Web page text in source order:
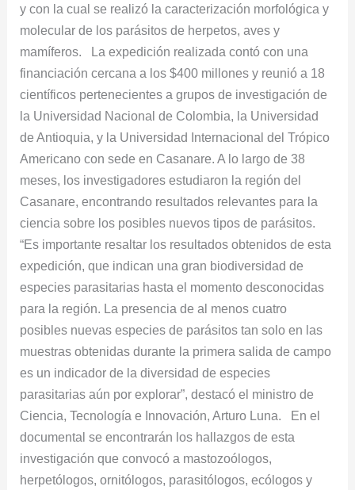
y con la cual se realizó la caracterización morfológica y
molecular de los parásitos de herpetos, aves y
mamíferos. La expedición realizada contó con una
financiación cercana a los $400 millones y reunió a 18
científicos pertenecientes a grupos de investigación de
la Universidad Nacional de Colombia, la Universidad
de Antioquia, y la Universidad Internacional del Trópico
Americano con sede en Casanare. A lo largo de 38
meses, los investigadores estudiaron la región del
Casanare, encontrando resultados relevantes para la
ciencia sobre los posibles nuevos tipos de parásitos.
“Es importante resaltar los resultados obtenidos de esta
expedición, que indican una gran biodiversidad de
especies parasitarias hasta el momento desconocidas
para la región. La presencia de al menos cuatro
posibles nuevas especies de parásitos tan solo en las
muestras obtenidas durante la primera salida de campo
es un indicador de la diversidad de especies
parasitarias aún por explorar”, destacó el ministro de
Ciencia, Tecnología e Innovación, Arturo Luna. En el
documental se encontrarán los hallazgos de esta
investigación que convocó a mastozoólogos,
herpetólogos, ornitólogos, parasitólogos, ecólogos y